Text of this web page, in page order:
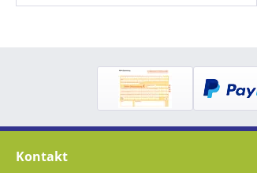
Kontakt